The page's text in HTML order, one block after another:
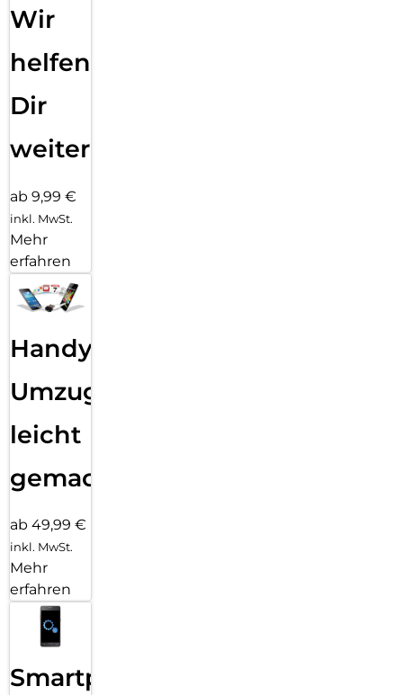
Wir
helfen
Dir
weiter
ab 9,99 €
inkl. MwSt.
Mehr
erfahren
Handy
Umzug
leicht
gemacht!
ab 49,99 €
inkl. MwSt.
Mehr
erfahren
Smartphone